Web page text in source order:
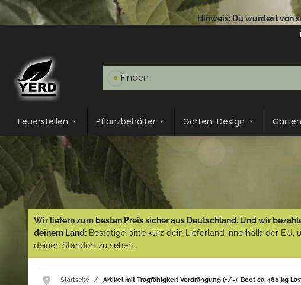
Hinweis: Du wurdest von
Feuerstellen Pflanzbehälter Garten-Design
Wir liefern zum besten Preis sicher aus Deutschland. Und wir
deinem Land: Bestätige bitte kurz dein Lieferland innerhalb der EU,
deinen Standort zu sehen...
Startseite Artikel mit Tragfähigkeit Verdrängung (+/-): Boot ca. 480 kg